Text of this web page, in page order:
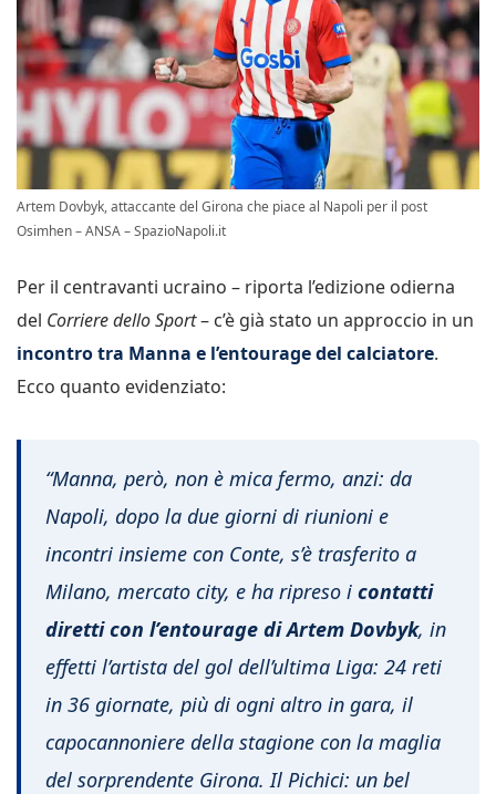
Artem Dovbyk, attaccante del Girona che piace al Napoli per il post
Osimhen – ANSA – SpazioNapoli.it
Per il centravanti ucraino – riporta l’edizione odierna
del Corriere dello Sport– c’è già stato un approccio in un
incontro tra Manna e l’entourage del calciatore.
Ecco quanto evidenziato:
“Manna, però, non è mica fermo, anzi: da
Napoli, dopo la due giorni di riunioni e
incontri insieme con Conte, s’è trasferito a
Milano, mercato city, e ha ripreso i contatti
diretti con l’entourage di Artem Dovbyk, in
effetti l’artista del gol dell’ultima Liga: 24 reti
in 36 giornate, più di ogni altro in gara, il
capocannoniere della stagione con la maglia
del sorprendente Girona. Il Pichici: un bel